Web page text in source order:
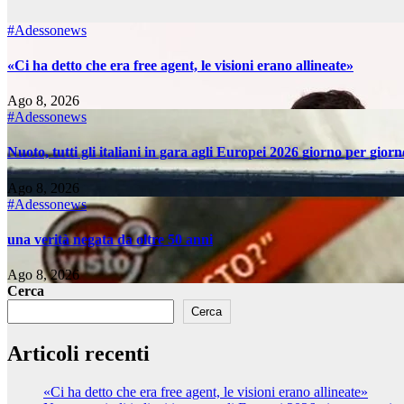
#Adessonews
«Ci ha detto che era free agent, le visioni erano allineate»
Ago 8, 2026
#Adessonews
Nuoto, tutti gli italiani in gara agli Europei 2026 giorno per
Ago 8, 2026
#Adessonews
una verità negata da oltre 50 anni
Ago 8, 2026
Cerca
Cerca
Articoli recenti
«Ci ha detto che era free agent, le visioni erano allineate»